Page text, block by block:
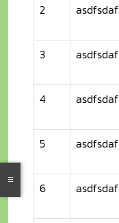
2
asdfsdaf
3
asdfsdaf
4
asdfsdaf
5
asdfsdaf
6
asdfsdaf